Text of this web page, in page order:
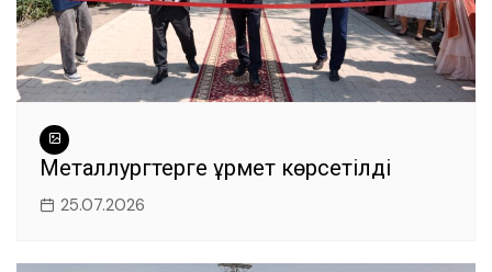
Металлургтерге құрмет көрсетілді
25.07.2026